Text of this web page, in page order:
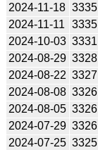
2024-11-18 3335
2024-11-11
3335
2024-10-03 3331
2024-08-29 3328
2024-08-22 3327
2024-08-08 3326
2024-08-05 3326
2024-07-29 3326
2024-07-25 3325